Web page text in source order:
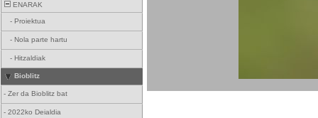
ENARAK
- Proiektua
- Nola parte hartu
- Hitzaldiak
Bioblitz
- Zer da Bioblitz bat
- 2022ko Deialdia